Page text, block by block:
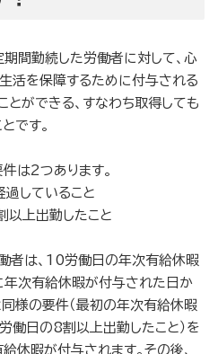
期間勤続した労働者に対して、心
活を保障するために付与される
とができる、すなわち取得しても
です。
は2つあります。
していること
上出勤したこと
者は、10労働日の年次有給休暇
年次有給休暇が付与された日か
同様の要件（最初の年次有給休暇
働日の8割以上出勤したこと）を
休暇が付与されます。その後、